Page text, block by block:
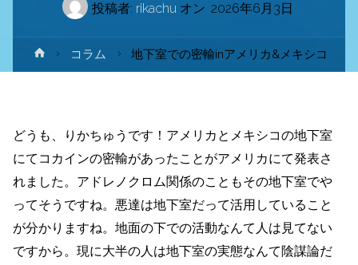
投稿者: rikachu オン 2026年6月3日
ホ
ー
コラム 地下室での密輸inアメリカ&メキシコ
どうも、りかちゅうです！アメリカとメキシコの地下室
にてコカインの密輸があったことがアメリカにて発表さ
れました。アドレノクロム関係のこともその地下室でや
ってそうですね。悪達は地下室だって活用していること
が分かりますね。地面の下での活動なんて人は見てない
ですから。現に大半の人は地下室の実態なんて陰謀論だ